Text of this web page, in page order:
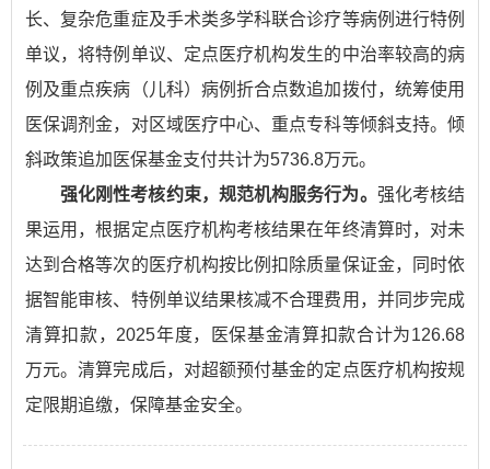
长、复杂危重症及手术类多学科联合诊疗等病例进行特例
单议，将特例单议、定点医疗机构发生的中治率较高的病
例及重点疾病（儿科）病例折合点数追加拨付，统筹使用
医保调剂金，对区域医疗中心、重点专科等倾斜支持。倾
斜政策追加医保基金支付共计为5736.8万元。
强化刚性考核约束，规范机构服务行为。 强化考核结
果运用，根据定点医疗机构考核结果在年终清算时，对未
达到合格等次的医疗机构按比例扣除质量保证金，同时依
据智能审核、特例单议结果核减不合理费用，并同步完成
清算扣款，2025年度，医保基金清算扣款合计为126.68
万元。清算完成后，对超额预付基金的定点医疗机构按规
定限期追缴，保障基金安全。